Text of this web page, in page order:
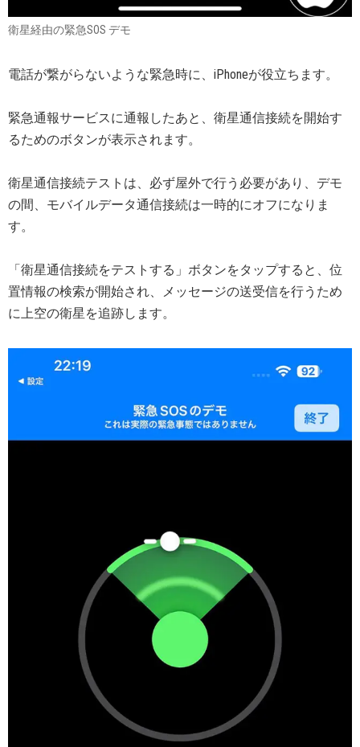
衛星経由の緊急SOS デモ
電話が繋がらないような緊急時に、iPhoneが役立ちます。
緊急通報サービスに通報したあと、衛星通信接続を開始す
るためのボタンが表示されます。
衛星通信接続テストは、必ず屋外で行う必要があり、デモ
の間、モバイルデータ通信接続は一時的にオフになりま
す。
「衛星通信接続をテストする」ボタンをタップすると、位
置情報の検索が開始され、メッセージの送受信を行うため
に上空の衛星を追跡します。